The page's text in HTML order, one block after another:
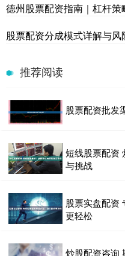
德州股票配资指南｜杠杆策
股票配资分成模式详解与风
推荐阅读
股票配资批发
短线股票配资
与挑战
股票实盘配资
更轻松
炒股配资咨询